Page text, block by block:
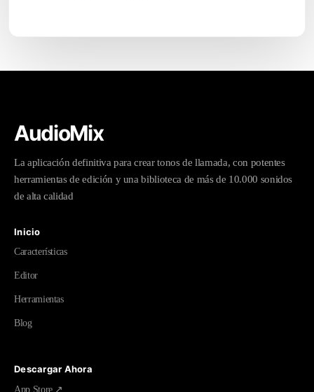
AudioMix
La aplicación definitiva para crear tonos de llamada, con potentes
herramientas de edición y una biblioteca de más de 10.000 sonidos
de alta calidad
Inicio
Características
Editor
Herramientas
Blog
Descargar Ahora
App Store ↗